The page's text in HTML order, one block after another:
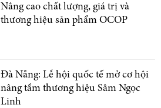
Nâng cao chất lượng, giá trị và
thương hiệu sản phẩm OCOP
Đà Nẵng: Lễ hội quốc tế mở cơ hội
nâng tầm thương hiệu Sâm Ngọc
Linh